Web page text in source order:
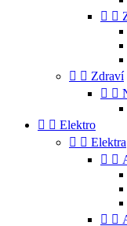
 
  Zdraví
 
  Elektro
  Elektra
 
 